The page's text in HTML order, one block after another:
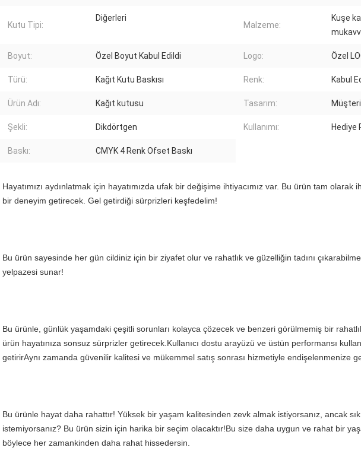
Kutu Tipi:
Diğerleri
Malzeme:
Kuşe
Boyut: Özel Boyut Kabul Edildi Logo: Özel
Türü: Kağıt Kutu Baskısı Renk: Kabul
Ürün Adı: Kağıt kutusu Tasarım:
Şekli: Dikdörtgen Kullanımı: Hediye
Baskı: CMYK 4 Renk Ofset Baskı
Hayatımızı aydınlatmak için hayatımızda ufak bir değişime ihtiyacımız var. Bu ürün tam olarak
bir deneyim getirecek. Gel getirdiği sürprizleri keşfedelim!
Bu ürün sayesinde her gün cildiniz için bir ziyafet olur ve rahatlık ve güzelliğin tadını
yelpazesi sunar!
Bu ürünle, günlük yaşamdaki çeşitli sorunları kolayca çözecek ve benzeri görülmemiş bir
ürün hayatınıza sonsuz sürprizler getirecek.Kullanıcı dostu arayüzü ve üstün performansı
getirirAynı zamanda güvenilir kalitesi ve mükemmel satış sonrası hizmetiyle endişelenmenize
Bu ürünle hayat daha rahattır! Yüksek bir yaşam kalitesinden zevk almak istiyorsanız, ancak
istemiyorsanız? Bu ürün sizin için harika bir seçim olacaktır!Bu size daha uygun ve rahat bir
böylece her zamankinden daha rahat hissedersin.